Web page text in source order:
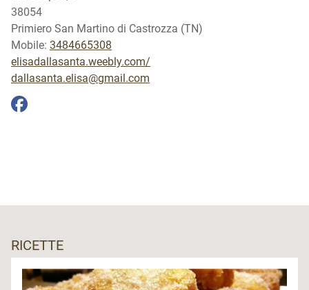
38054
Primiero San Martino di Castrozza (TN)
Mobile: 3484665308
elisadallasanta.weebly.com/
dallasanta.elisa@gmail.com
RICETTE